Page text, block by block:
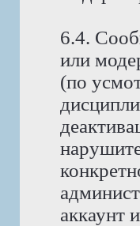
6.4.
или
(по
аккаунт